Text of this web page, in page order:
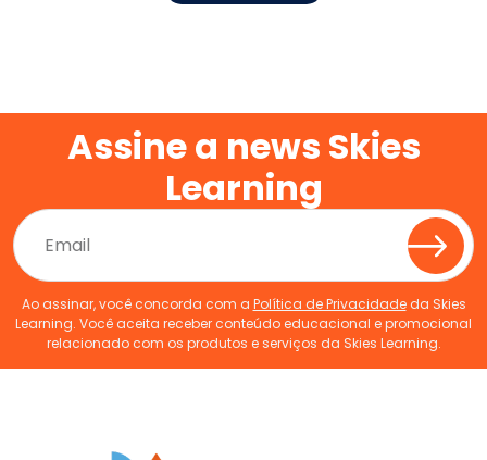
Assine a news Skies
Learning
Ao assinar, você concorda com a Política de Privacidadeda Skies
Learning. Você aceita receber conteúdo educacional e promocional
relacionado com os produtos e serviços da Skies Learning.